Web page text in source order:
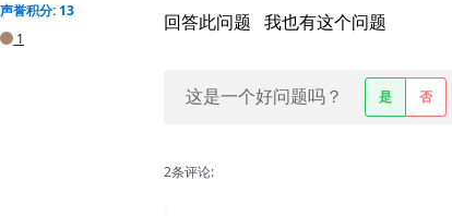
声誉积分: 13
1
回答此问题 我也有这个问题
这是一个好问题吗？ 是 否
2条评论: